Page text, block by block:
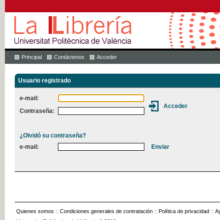
Principal Contáctenos Acceder
Usuario registrado
e-mail:
Contraseña:
¿Olvidó su contraseña?
e-mail:
Quienes somos :: Condiciones generales de contratación :: Política de privacidad ::